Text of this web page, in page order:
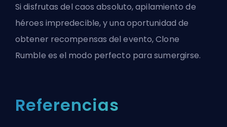
Si disfrutas del caos absoluto, apilamiento de
héroes impredecible, y una oportunidad de
obtener recompensas del evento, Clone
Rumble es el modo perfecto para sumergirse.
Referencias